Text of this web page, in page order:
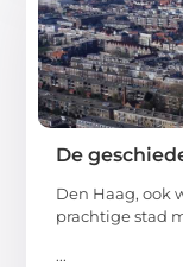
De
Den Haag, ook
prachtige stad
...